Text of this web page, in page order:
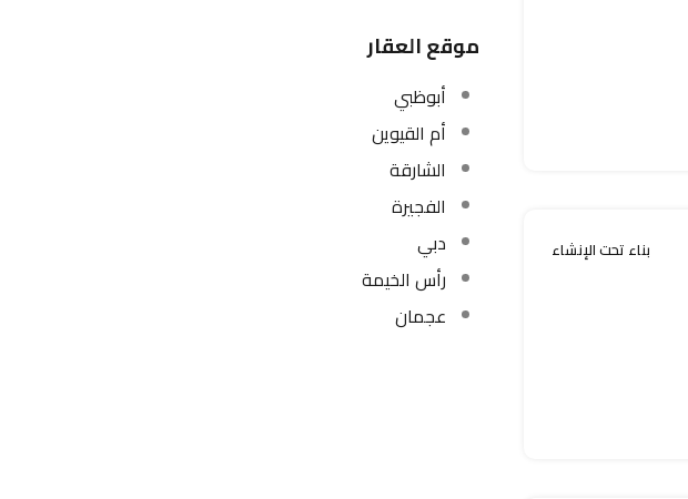
بناء تحت الإنشاء
موقع العقار
أبوظبي
أم القيوين
الشارقة
الفجيرة
دبي
رأس الخيمة
عجمان